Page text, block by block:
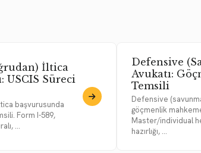
İltica
USCIS Süreci
başvurusunda
Form I-589,
...
Defensive
Avukatı:
Temsili
Defensive
göçmenlik
Master/individual
hazırlığı, ...